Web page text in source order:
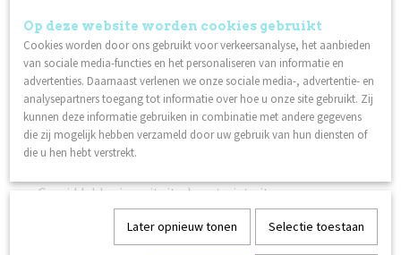
Lilly Nails Gelpolish is ontwikkeld en vervaardigd in Zweden.
Hecht aan natuurlijke nagels bovenop I'm Base of Structure
Base evenals op gestileerde nagels met Gel, Invicta of acryl.
Gemaakt in Zweden
Veganistisch
HEMA & di-HEMA gratis
Hoge hechting
Gemiddelde viscositeit - loopt niet uit
Zelfnivellerend
Flexibel na uitharding
Op deze website worden cookies gebruikt
Cookies worden door ons gebruikt voor verkeersanalyse, het aanbieden
van sociale media-functies en het personaliseren van informatie en
advertenties. Daarnaast verlenen we onze sociale media-, advertentie- en
analysepartners toegang tot informatie over hoe u onze site gebruikt. Zij
kunnen deze informatie gebruiken in combinatie met andere gegevens
die zij mogelijk hebben verzameld door uw gebruik van hun diensten of
die u hen hebt verstrekt.
Later opnieuw tonen Selectie toestaan